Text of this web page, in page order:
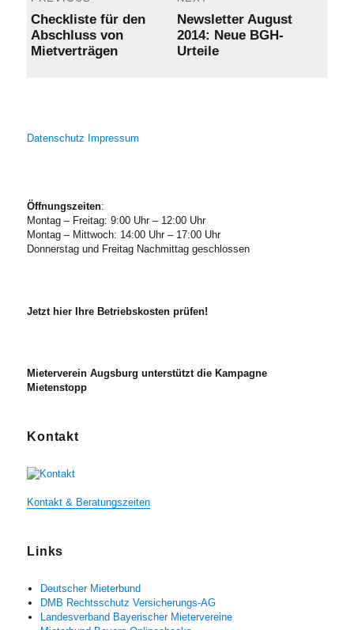
Previous
post:
Checkliste für den
Abschluss von
Mietverträgen
Next
post:
Newsletter August
2014: Neue BGH-
Urteile
Datenschutz Impressum
Öffnungszeiten:
Montag – Freitag: 9:00 Uhr – 12:00 Uhr
Montag – Mittwoch: 14:00 Uhr – 17:00 Uhr
Donnerstag und Freitag Nachmittag geschlossen
Jetzt hier Ihre Betriebskosten prüfen!
Mieterverein Augsburg unterstützt die Kampagne
Mietenstopp
Kontakt
Kontakt & Beratungszeiten
Links
Deutscher Mieterbund
DMB Rechtsschutz Versicherungs-AG
Landesverband Bayerischer Mietervereine